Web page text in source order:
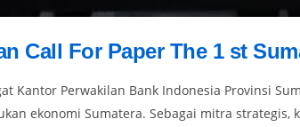
Call For Paper The 1 st
Kantor Perwakilan Bank Indonesia Provinsi
ekonomi Sumatera. Sebagai mitra